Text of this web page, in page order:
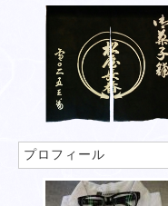
プロフィール